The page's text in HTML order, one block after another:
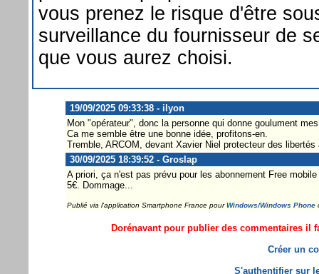
vous prenez le risque d'être
surveillance du fournisseur de
que vous aurez choisi.
19/09/2025 09:33:38 - ilyon
Mon "opérateur", donc la personne qui donne goulument
Ca me semble être une bonne idée, profitons-en.
Tremble, ARCOM, devant Xavier Niel protecteur des
30/09/2025 18:39:52 - Groslap
A priori, ça n'est pas prévu pour les abonnement Free
5€. Dommage...
Publié via l'application Smartphone France pourWindows/Windows Phone
Dorénavant pour publier des commentaires il
Créer un
S'authentifier sur